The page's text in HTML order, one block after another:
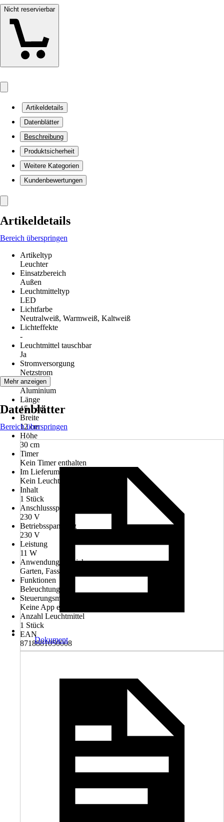
Nicht reservierbar
Artikeldetails
Datenblätter
Beschreibung
Produktsicherheit
Weitere Kategorien
Kundenbewertungen
Artikeldetails
Bereich überspringen
Artikeltyp
Leuchter
Einsatzbereich
Außen
Leuchtmitteltyp
LED
Lichtfarbe
Neutralweiß, Warmweiß, Kaltweiß
Lichteffekte
-
Leuchtmittel tauschbar
Ja
Stromversorgung
Netzstrom
Material
Aluminium
Länge
15,1 cm
Breite
12 cm
Höhe
30 cm
Timer
Kein Timer enthalten
Im Lieferumfang enthalten
Kein Leuchtmittel
Inhalt
1 Stück
Anschlussspannung
230 V
Betriebsspannung
230 V
Leistung
11 W
Anwendungsbereich
Garten, Fassade
Funktionen
Beleuchtung
Steuerungsmöglichkeit
Keine App erforderlich
Anzahl Leuchtmittel
1 Stück
EAN
8718881050008
Mehr anzeigen
Datenblätter
Bereich überspringen
Dokument